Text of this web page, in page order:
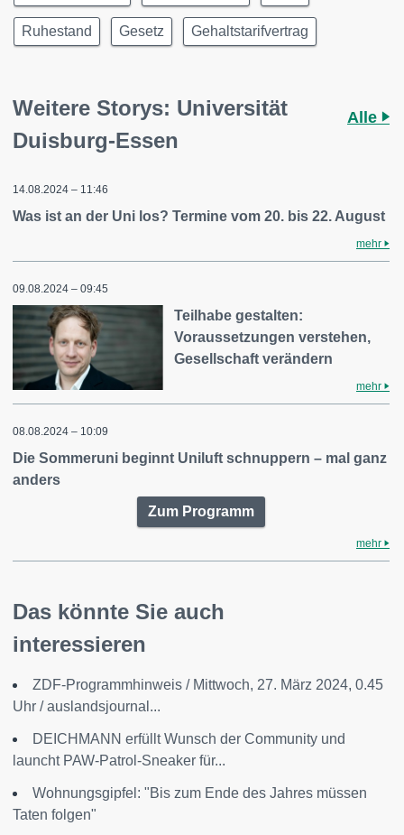
Ruhestand Gesetz Gehaltstarifvertrag
Weitere Storys: Universität
Duisburg-Essen
Alle
14.08.2024 – 11:46
Was ist an der Uni los? Termine vom 20. bis 22. August
mehr
09.08.2024 – 09:45
Teilhabe gestalten:
Voraussetzungen verstehen,
Gesellschaft verändern
mehr
08.08.2024 – 10:09
Die Sommeruni beginnt Uniluft schnuppern – mal ganz
anders
Zum Programm
mehr
Das könnte Sie auch
interessieren
ZDF-Programmhinweis / Mittwoch, 27. März 2024, 0.45
Uhr / auslandsjournal...
DEICHMANN erfüllt Wunsch der Community und
launcht PAW-Patrol-Sneaker für...
Wohnungsgipfel: "Bis zum Ende des Jahres müssen
Taten folgen"